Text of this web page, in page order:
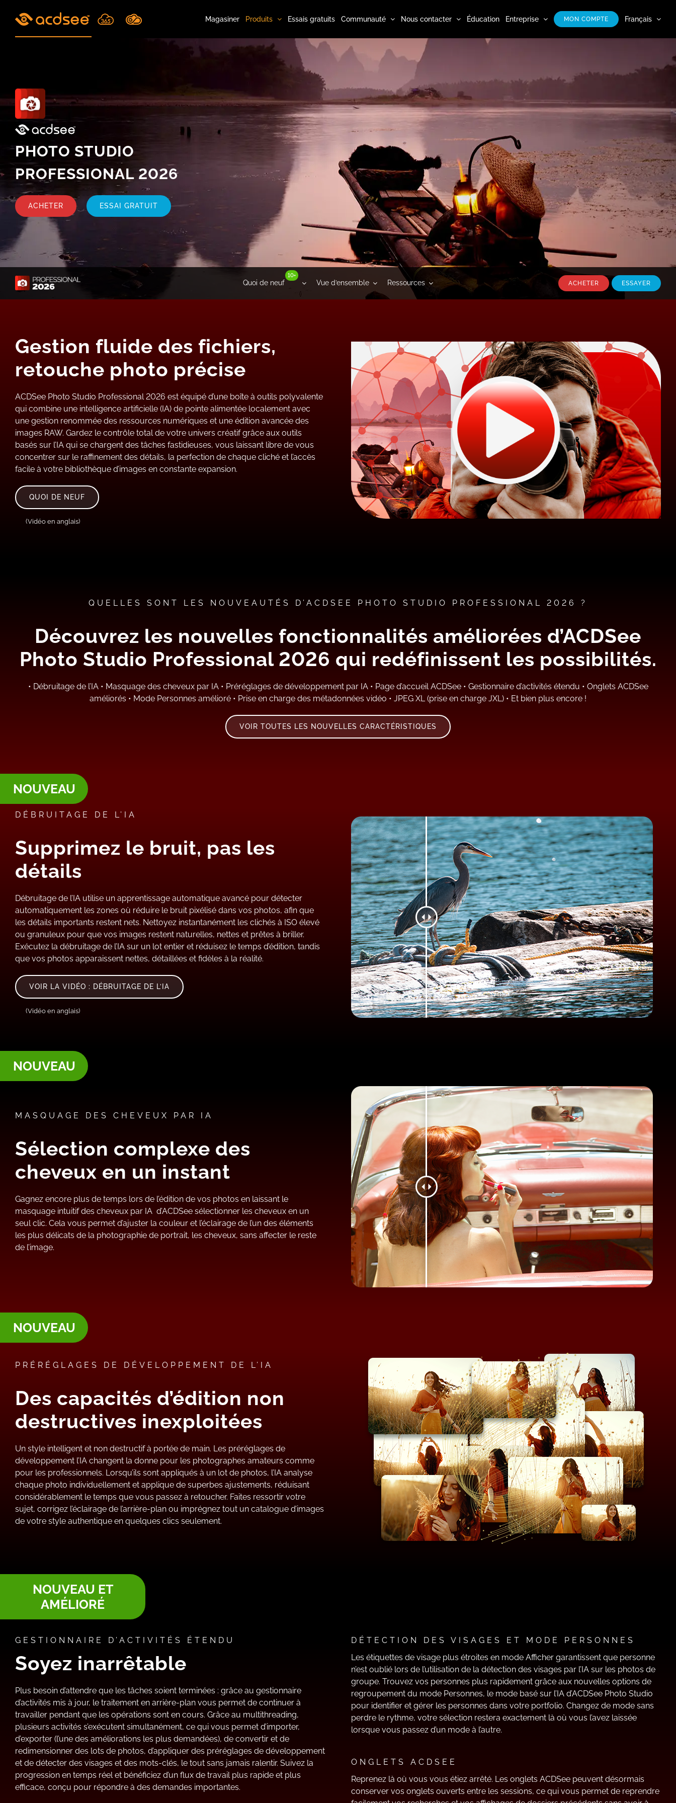
Magasiner Produits Essais gratuits Communauté Nous contacter Éducation Entreprise MON COMPTE Français
PHOTO STUDIO
PROFESSIONAL 2026
ACHETER ESSAI GRATUIT
Quoi de neuf
10+
Vue d’ensemble Ressources ACHETER ESSAYER
Gestion fluide des fichiers,
retouche photo précise
ACDSee Photo Studio Professional 2026 est équipé d’une boîte à outils polyvalente
qui combine une intelligence artificielle (IA) de pointe alimentée localement avec
une gestion renommée des ressources numériques et une édition avancée des
images RAW. Gardez le contrôle total de votre univers créatif grâce aux outils
basés sur l’IA qui se chargent des tâches fastidieuses, vous laissant libre de vous
concentrer sur le raffinement des détails, la perfection de chaque cliché et l’accès
facile à votre bibliothèque d’images en constante expansion.
QUOI DE NEUF
(Vidéo en anglais)
QUELLES SONT LES NOUVEAUTÉS D’ACDSEE PHOTO STUDIO PROFESSIONAL 2026 ?
Découvrez les nouvelles fonctionnalités améliorées d’ACDSee
Photo Studio Professional 2026 qui redéfinissent les possibilités.
• Débruitage de l’IA• Masquage des cheveux par IA• Préréglages de développement par IA• Page d’accueil ACDSee• Gestionnaire d’activités étendu • Onglets ACDSee
améliorés • Mode Personnes amélioré • Prise en charge des métadonnées vidéo • JPEG XL (prise en charge JXL) • Et bien plus encore !
VOIR TOUTES LES NOUVELLES CARACTÉRISTIQUES
NOUVEAU
DÉBRUITAGE DE L’IA
Supprimez le bruit, pas les
détails
Débruitage de l’IA utilise un apprentissage automatique avancé pour détecter
automatiquement les zones où réduire le bruit pixélisé dans vos photos, afin que
les détails importants restent nets. Nettoyez instantanément les clichés à ISO élevé
ou granuleux pour que vos images restent naturelles, nettes et prêtes à briller.
Exécutez la débruitage de l’IA sur un lot entier et réduisez le temps d’édition, tandis
que vos photos apparaissent nettes, détaillées et fidèles à la réalité.
VOIR LA VIDÉO : DÉBRUITAGE DE L’IA
(Vidéo en anglais)
NOUVEAU
MASQUAGE DES CHEVEUX PAR IA
Sélection complexe des
cheveux en un instant
Gagnez encore plus de temps lors de l’édition de vos photos en laissant le
masquage intuitif des cheveux par IA d’ACDSee sélectionner les cheveux en un
seul clic. Cela vous permet d’ajuster la couleur et l’éclairage de l’un des éléments
les plus délicats de la photographie de portrait, les cheveux, sans affecter le reste
de l’image.
NOUVEAU
PRÉRÉGLAGES DE DÉVELOPPEMENT DE L’IA
Des capacités d’édition non
destructives inexploitées
Un style intelligent et non destructif à portée de main. Les préréglages de
développement l’IA changent la donne pour les photographes amateurs comme
pour les professionnels. Lorsqu’ils sont appliqués à un lot de photos, l’IA analyse
chaque photo individuellement et applique de superbes ajustements, réduisant
considérablement le temps que vous passez à retoucher. Faites ressortir votre
sujet, corrigez l’éclairage de l’arrière-plan ou imprégnez tout un catalogue d’images
de votre style authentique en quelques clics seulement.
NOUVEAU ET
AMÉLIORÉ
GESTIONNAIRE D’ACTIVITÉS ÉTENDU
Soyez inarrêtable
Plus besoin d’attendre que les tâches soient terminées : grâce au gestionnaire
d’activités mis à jour, le traitement en arrière-plan vous permet de continuer à
travailler pendant que les opérations sont en cours. Grâce au multithreading,
plusieurs activités s’exécutent simultanément, ce qui vous permet d’importer,
d’exporter (l’une des améliorations les plus demandées), de convertir et de
redimensionner des lots de photos, d’appliquer des préréglages de développement
et de détecter des visages et des mots-clés, le tout sans jamais ralentir. Suivez la
progression en temps réel et bénéficiez d’un flux de travail plus rapide et plus
efficace, conçu pour répondre à des demandes importantes.
DÉTECTION DES VISAGES ET MODE PERSONNES
Les étiquettes de visage plus étroites en mode Afficher garantissent que personne
n’est oublié lors de l’utilisation de la détection des visages par l’IA sur les photos de
groupe. Trouvez vos personnes plus rapidement grâce aux nouvelles options de
regroupement du mode Personnes, le mode basé sur l’IA d’ACDSee Photo Studio
pour identifier et gérer les personnes dans votre portfolio. Changez de mode sans
perdre le rythme, votre sélection restera exactement là où vous l’avez laissée
lorsque vous passez d’un mode à l’autre.
ONGLETS ACDSEE
Reprenez là où vous vous étiez arrêté. Les onglets ACDSee peuvent désormais
conserver vos onglets ouverts entre les sessions, ce qui vous permet de reprendre